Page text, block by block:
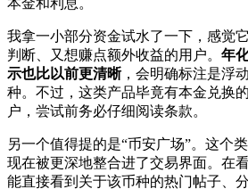
我拿一小部分资金试水了一下，感觉
判断、又想赚点额外收益的用户。 年
示也比以前更清晰，会明确标注是浮
种。不过，这类产品毕竟有本金兑换
户，尝试前务必仔细阅读条款。
另一个值得提的是“币安广场”。这个
现在被更深地整合进了交易界面。在
能直接看到关于该币种的热门帖子、